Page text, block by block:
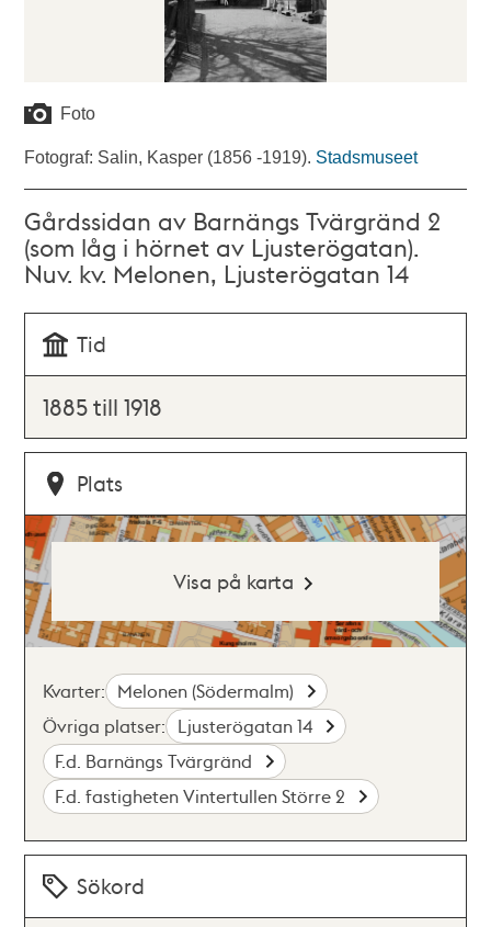
Foto
Fotograf: Salin, Kasper (1856 -1919). Stadsmuseet
Gårdssidan av Barnängs Tvärgränd 2
(som låg i hörnet av Ljusterögatan).
Nuv. kv. Melonen, Ljusterögatan 14
Tid
1885 till 1918
Plats
Visa på karta
Kvarter: Melonen (Södermalm)
Övriga platser: Ljusterögatan 14
F.d. Barnängs Tvärgränd
F.d. fastigheten Vintertullen Större 2
Sökord